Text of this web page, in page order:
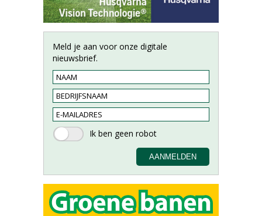
Meld je aan voor onze digitale
nieuwsbrief.